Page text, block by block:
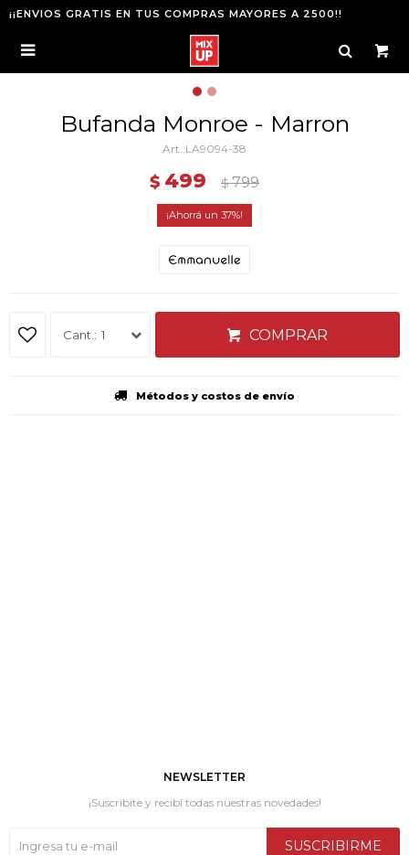
¡¡ENVIOS GRATIS EN TUS COMPRAS MAYORES A 2500!!

Bufanda Monroe - Marron
LA9094-38
$ 499 $ 799
37
1 COMPRAR
Métodos y costos de envío
NEWSLETTER
¡Suscribite y recibí todas nuestras novedades!
SUSCRIBIRME